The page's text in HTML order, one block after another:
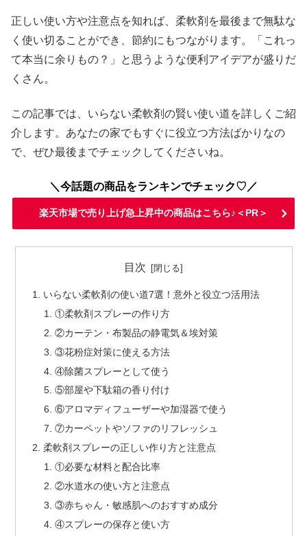
正しい使い方や注意点を知れば、柔軟剤を最後まで無駄な
く使い切ることができ、節約にもつながります。「これっ
て本当に余りもの？」と思うような便利アイデアが盛りだ
くさん。
この記事では、いらない柔軟剤の賢い使い道を詳しくご紹
介します。あなたの家でもすぐに役立つ方法ばかりなの
で、ぜひ最後までチェックしてくださいね。
＼今話題の商品をランキンでチェック♡／
楽天市場で売り上げ急上昇中の商品はこちら♪＜PR＞
目次
いらない柔軟剤の使い道7選！意外と役立つ活用法
①柔軟剤スプレーの作り方
②カーテン・布製品の静電気＆埃対策
③花粉症対策に使える方法
④除菌スプレーとして使う
⑤部屋や下駄箱の香り付け
⑥アロマディフューザーや加湿器で使う
⑦カーペットやソファのリフレッシュ
柔軟剤スプレーの正しい作り方と注意点
①必要な材料と配合比率
②水道水の使い方と注意点
③赤ちゃん・敏感肌へのおすすめ成分
④スプレーの保存と使い方